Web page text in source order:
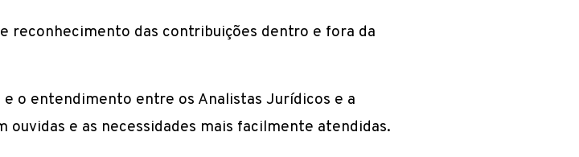
reconhecimento das contribuições dentro e fora da
e o entendimento entre os Analistas Jurídicos e a
ouvidas e as necessidades mais facilmente atendidas.